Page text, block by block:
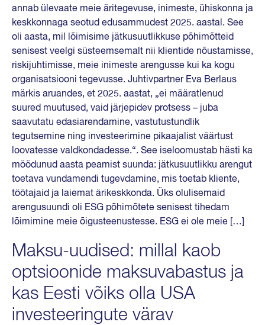
annab ülevaate meie äritegevuse, inimeste, ühiskonna ja
keskkonnaga seotud edusammudest 2025. aastal. See
oli aasta, mil lõimisime jätkusuutlikkuse põhimõtteid
senisest veelgi süsteemsemalt nii klientide nõustamisse,
riskijuhtimisse, meie inimeste arengusse kui ka kogu
organisatsiooni tegevusse. Juhtivpartner Eva Berlaus
märkis aruandes, et 2025. aastat, „ei määratlenud
suured muutused, vaid järjepidev protsess – juba
saavutatu edasiarendamine, vastutustundlik
tegutsemine ning investeerimine pikaajalist väärtust
loovatesse valdkondadesse.“. See iseloomustab hästi ka
möödunud aasta peamist suunda: jätkusuutlikku arengut
toetava vundamendi tugevdamine, mis toetab kliente,
töötajaid ja laiemat ärikeskkonda. Üks olulisemaid
arengusuundi oli ESG põhimõtete senisest tihedam
lõimimine meie õigusteenustesse. ESG ei ole meie […]
Maksu-uudised: millal kaob
optsioonide maksuvabastus ja
kas Eesti võiks olla USA
investeeringute värav